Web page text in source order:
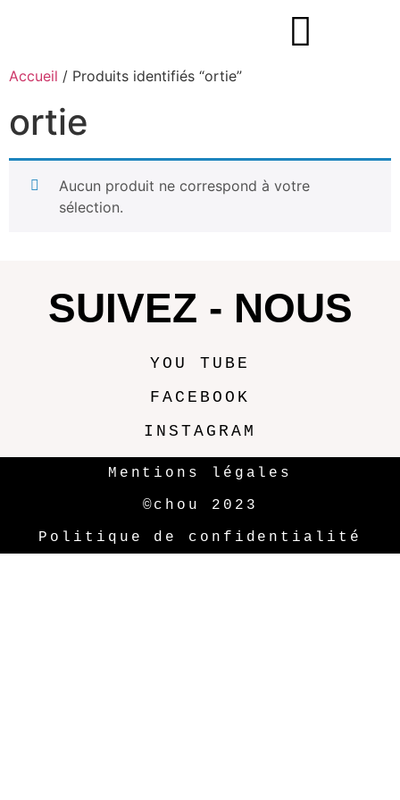
Accueil / Produits identifiés “ortie”
ortie
Aucun produit ne correspond à votre
sélection.
SUIVEZ - NOUS
YOU TUBE
FACEBOOK
INSTAGRAM
Mentions légales
©chou 2023
Politique de confidentialité